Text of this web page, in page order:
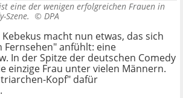
eine der wenigen erfolgreichen Frauen in
Szene. © DPA
macht nun etwas, das sich
Fernsehen" anfühlt: eine
In der Spitze der deutschen Comedy
einzige Frau unter vielen Männern.
Kopf" dafür